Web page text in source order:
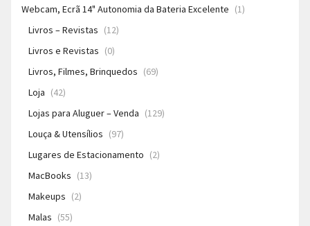
Webcam, Ecrã 14" Autonomia da Bateria Excelente (1)
Livros – Revistas (12)
Livros e Revistas (0)
Livros, Filmes, Brinquedos (69)
Loja (42)
Lojas para Aluguer – Venda (129)
Louça & Utensílios (97)
Lugares de Estacionamento (2)
MacBooks (13)
Makeups (2)
Malas (55)